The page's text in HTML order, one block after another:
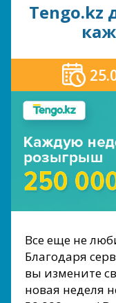
Tengo.kz
Все еще не
Благодаря
вы измените
новая неделя